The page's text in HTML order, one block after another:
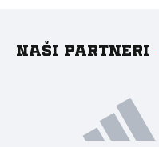
Naši partneri